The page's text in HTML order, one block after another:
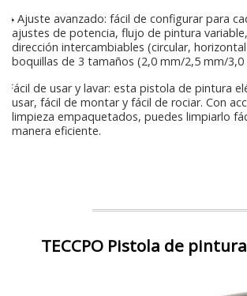
♣ Ajuste avanzado: fácil de configurar para
ajustes de potencia, flujo de pintura
dirección intercambiables (circular,
boquillas de 3 tamaños (2,0 mm/2,5 mm/3,0
Fácil de usar y lavar: esta pistola de pintura
usar, fácil de montar y fácil de rociar. Con
limpieza empaquetados, puedes limpiarlo
manera eficiente.
TECCPO Pistola de